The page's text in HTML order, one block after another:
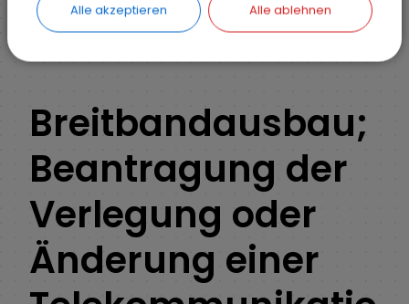
ZURÜCK
Breitbandausbau;
Beantragung der
Verlegung oder
Änderung einer
Alle akzeptieren Alle ablehnen